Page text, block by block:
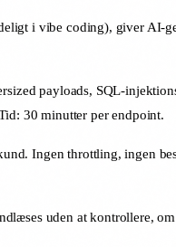
i vibe coding), giver AI-
payloads, SQL-
30 minutter per endpoint.
Ingen throttling, ingen
uden at kontrollere,